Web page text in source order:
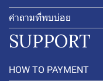
คำถามที่พบบ่อย
SUPPORT
HOW TO PAYMENT